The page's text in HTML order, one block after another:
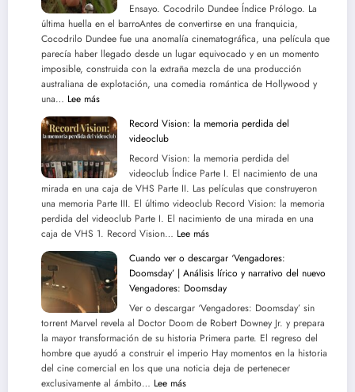
3,
Fuego
y
ceniza:
El
crepitar
|
Ensayo. Cocodrilo Dundee Índice Prólogo. La
última huella en el barroAntes de convertirse en una franquicia,
Cocodrilo Dundee fue una anomalía cinematográfica, una película que
parecía haber llegado desde un lugar equivocado y en un momento
imposible, construida con la extraña mezcla de una producción
australiana de explotación, una comedia romántica de Hollywood y
una… Lee más:
Ensayo.
Cocodrilo
Dundee
o
la
arqueología
de
una
aventura
que
empezó
como
una
rareza
y
terminó
convertida
en
reliquia
Record Vision: la memoria perdida del
videoclub
Record Vision: la memoria perdida del
videoclub Índice Parte I. El nacimiento de una
mirada en una caja de VHS Parte II. Las películas que construyeron
una memoria Parte III. El último videoclub Record Vision: la memoria
perdida del videoclub Parte I. El nacimiento de una mirada en una
caja de VHS 1. Record Vision… Lee más:
Vision:
la
memoria
perdida
del
videoclub
Cuando ver o descargar ‘Vengadores:
Doomsday’ | Análisis lírico y narrativo del nuevo
Vengadores: Doomsday
Ver o descargar ‘Vengadores: Doomsday’ sin
torrent Marvel revela al Doctor Doom de Robert Downey Jr. y prepara
la mayor transformación de su historia Primera parte. El regreso del
hombre que ayudó a construir el imperio Hay momentos en la historia
del cine comercial en los que una noticia deja de pertenecer
exclusivamente al ámbito… Lee más: